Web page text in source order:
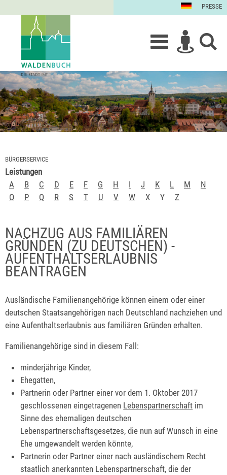
PRESSE
BÜRGERSERVICE
Leistungen
A
B C D E F G H I J K L M
N
O
P Q R S T U V W X Y Z
NACHZUG AUS FAMILIÄREN
GRÜNDEN (ZU DEUTSCHEN) -
AUFENTHALTSERLAUBNIS
BEANTRAGEN
Ausländische Familienangehörige können einem oder einer
deutschen Staatsangehörigen nach Deutschland nachziehen und
eine Aufenthaltserlaubnis aus familiären Gründen erhalten.
Familienangehörige sind in diesem Fall:
minderjährige Kinder,
Ehegatten,
Partnerin oder Partner einer vor dem 1. Oktober 2017
geschlossenen eingetragenen Lebenspartnerschaft im
Sinne des ehemaligen deutschen
Lebenspartnerschaftsgesetzes, die nun auf Wunsch in eine
Ehe umgewandelt werden könnte,
Partnerin oder Partner einer nach ausländischem Recht
staatlich anerkannten Lebenspartnerschaft, die der